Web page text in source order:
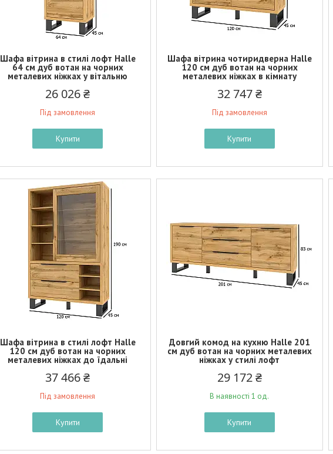
Шафа вітрина в стилі лофт Halle
64 см дуб вотан на чорних
металевих ніжках у вітальню
26 026 ₴
Під замовлення
Купити
Шафа вітрина чотиридверна Halle
120 см дуб вотан на чорних
металевих ніжках в кімнату
32 747 ₴
Під замовлення
Купити
Шафа вітрина в стилі лофт Halle
120 см дуб вотан на чорних
металевих ніжках до їдальні
37 466 ₴
Під замовлення
Купити
Довгий комод на кухню Halle 201
см дуб вотан на чорних металевих
ніжках у стилі лофт
29 172 ₴
В наявності 1 од.
Купити